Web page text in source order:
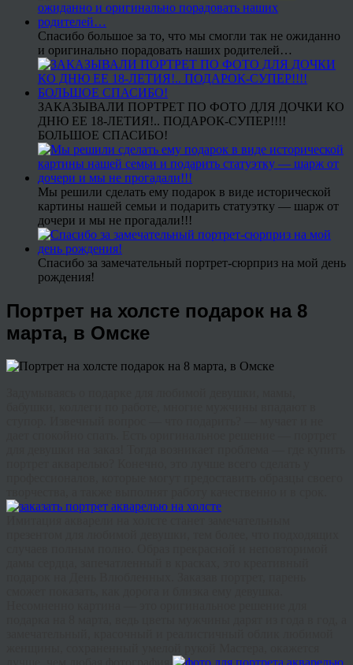
Спасибо большое за то, что мы смогли так не ожиданно
и оригинально порадовать наших родителей…
ЗАКАЗЫВАЛИ ПОРТРЕТ ПО ФОТО ДЛЯ ДОЧКИ КО
ДНЮ ЕЕ 18-ЛЕТИЯ!.. ПОДАРОК-СУПЕР!!!!
БОЛЬШОЕ СПАСИБО!
Мы решили сделать ему подарок в виде исторической
картины нашей семьи и подарить статуэтку — шарж от
дочери и мы не прогадали!!!
Спасибо за замечательный портрет-сюрприз на мой день
рождения!
Портрет на холсте подарок на 8
марта, в Омске